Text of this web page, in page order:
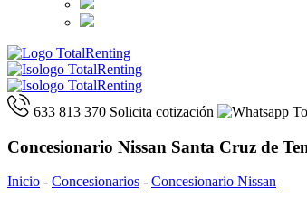
633 813 370 Solicita cotización
Concesionario Nissan Santa Cruz de
Inicio - Concesionarios - Concesionario Nissan